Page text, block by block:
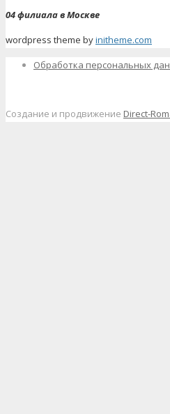
04 филиала в Москве
wordpress theme byinitheme.com
Обработка персональных
Создание и продвижение Direct-